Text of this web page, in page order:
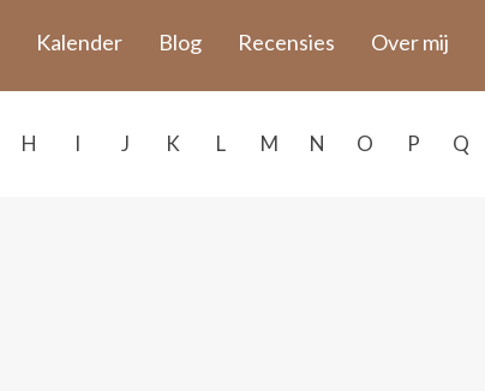
Kalender Blog Recensies Over mij
H I J K L M N O P Q